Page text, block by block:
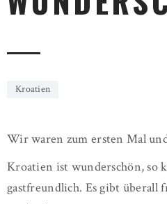
Kroatien
Wir waren zum ersten Mal
Kroatien ist wunderschön, so
gastfreundlich. Es gibt überall